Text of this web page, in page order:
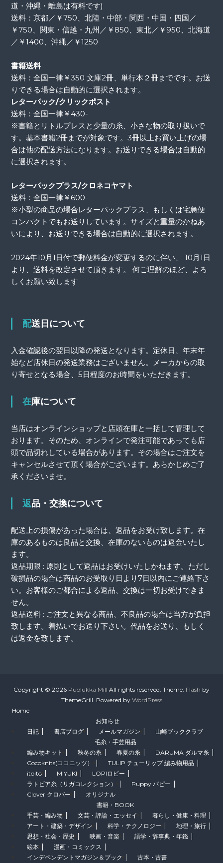
道・沖縄・離島は有料です)
送料：京都／￥750、北陸・中部・関西・中国・四国／
￥750、関東・信越・九州／￥850、東北／￥950、北海道
／￥1400、沖縄／￥1250
書籍送料
送料：全国一律￥350 文庫2冊、単行本２冊までです。お送
りできる場合は自動的に選択されます。
レターパック/クリックポスト
送料：全国一律￥430-
※書籍とリトルプレスと少量の糸、小さな物の取り扱いで
す。基本書籍2冊までが対象です。3冊以上お買い上げの場
合は他の配送方法になります。お送りできる場合は自動的
に選択されます。
レターパックプラス/クロネコヤマト
送料：全国一律￥600-
※小型の商品の場合レターパックプラス、もしくは宅急便
コンパクトでもお送りしています。サイズと重量のかねあ
いにより、お送りできる場合は自動的に選択されます。
2024年10月1日付で郵便料金が変更するのに伴い、 10月1日
より、送料を改定させて頂きます。 何ご理解のほど、よろ
しくお願い致します
配送日について
入金確認後の翌日以降の発送となります。定休日、年末年
始など店休日の発送業務はございません。メーカからの取
り寄せとなる場合、5日程度のお時間をいただきます。
在庫について
当店はオンラインショップと店頭在庫と一括して管理して
おります。そのため、オンラインで発注可能であっても店
頭で品切れしている場合があります。その場合はご注文を
キャンセルさせて頂く場合がございます。あらかじめご了
承くださいませ。
返品・交換について
配送上の損傷があった場合は、返品をお受け致します。在
庫のあるものは良品と交換、在庫のないものは返金いたし
ます。
返品期限 : 原則として返品はお受けいたしかねます。ただし
破損品の場合は商品のお受取り日より7日以内にご連絡下さ
い。お客様のご都合による返品、交換は一切お受けできま
せん。
返品送料 : ご注文と異なる商品、不良品の場合は当方が負担
致します。着払いでお送り下さい。代品をお送り、もしく
は返金を致します。
Copyright © 2026 Puolukka Mill All rights reserved. Theme: Flash by
ThemeGrill. Powered by WordPress
Home
お知らせ
日記
書店ブログ メールマガジン
山崎ブッククラブ
毛糸・手芸用品
編み物キット
秋冬の糸 春夏の糸
DARUMA ダルマ糸
Cocoknits(ココニッツ）
TULIP チューリップ 編み物用品
itoito
MIYUKI
LOPIロピー
ラトビア糸（リガコレクション）
Puppy パピー
Clover クロバー
オリジナル
書籍・BOOK
手芸・編み物
文芸・評論・エッセイ
暮らし・健康・料理
アート・建築・デザイン
科学・テクノロジー
地理・旅行
思想・社会・歴史
映画・音楽
語学・辞事典・年鑑
絵本
漫画・コミックス
インデペンデントマガジン＆ブック
古本・古書